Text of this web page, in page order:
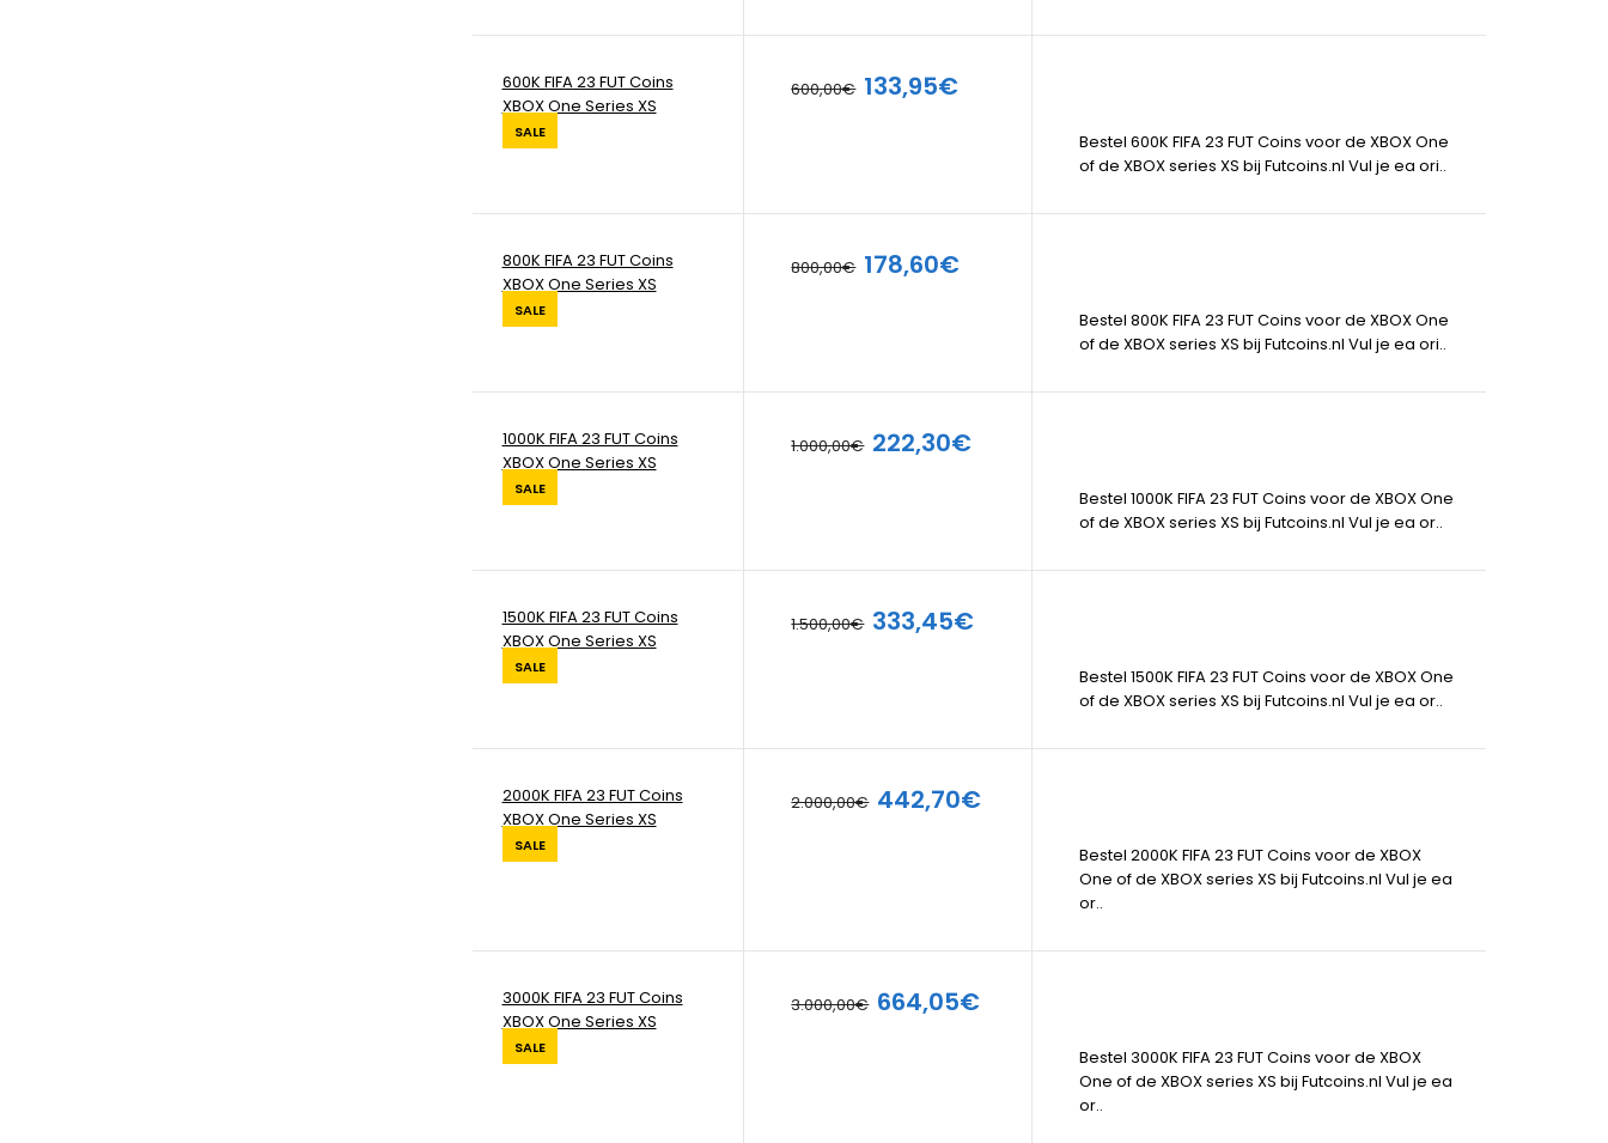
600K FIFA 23 FUT Coins
XBOX One Series XS
SALE
600,00€ 133,95€
Bestel 600K FIFA 23 FUT Coins voor de XBOX One
of de XBOX series XS bij Futcoins.nl Vul je ea ori..
800K FIFA 23 FUT Coins
XBOX One Series XS
SALE
800,00€ 178,60€
Bestel 800K FIFA 23 FUT Coins voor de XBOX One
of de XBOX series XS bij Futcoins.nl Vul je ea ori..
1000K FIFA 23 FUT Coins
XBOX One Series XS
SALE
1.000,00€ 222,30€
Bestel 1000K FIFA 23 FUT Coins voor de XBOX One
of de XBOX series XS bij Futcoins.nl Vul je ea or..
1500K FIFA 23 FUT Coins
XBOX One Series XS
SALE
1.500,00€ 333,45€
Bestel 1500K FIFA 23 FUT Coins voor de XBOX One
of de XBOX series XS bij Futcoins.nl Vul je ea or..
2000K FIFA 23 FUT Coins
XBOX One Series XS
SALE
2.000,00€ 442,70€
Bestel 2000K FIFA 23 FUT Coins voor de XBOX
One of de XBOX series XS bij Futcoins.nl Vul je ea
or..
3000K FIFA 23 FUT Coins
XBOX One Series XS
SALE
3.000,00€ 664,05€
Bestel 3000K FIFA 23 FUT Coins voor de XBOX
One of de XBOX series XS bij Futcoins.nl Vul je ea
or..